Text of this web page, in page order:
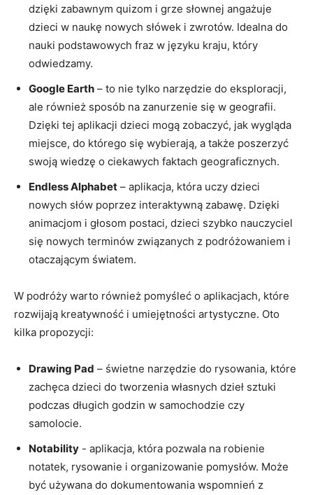
dzięki zabawnym quizom ⁤i grze słownej angażuje
dzieci w naukę ‌nowych słówek ‌i zwrotów. ⁢Idealna do
‌nauki podstawowych fraz w⁤ języku kraju, który
odwiedzamy.
Google Earth – to nie tylko ⁤narzędzie do eksploracji,
ale również sposób‌ na zanurzenie się w geografii.
‌Dzięki tej aplikacji dzieci mogą⁤ zobaczyć, jak wygląda
miejsce, ⁢do którego się ‌wybierają, a także poszerzyć ​
swoją wiedzę o ciekawych faktach geograficznych.
Endless Alphabet – aplikacja, która uczy dzieci
nowych słów poprzez interaktywną zabawę. Dzięki
animacjom i ‌głosom⁣ postaci, dzieci szybko nauczyciel
się nowych terminów związanych z podróżowaniem i
‌otaczającym światem.
W podróży warto również pomyśleć o aplikacjach, które
rozwijają kreatywność‌ i umiejętności artystyczne. Oto
kilka ​propozycji:
Drawing⁤ Pad – ⁤świetne‌ narzędzie do rysowania, które
zachęca dzieci do‍ tworzenia ⁣własnych dzieł sztuki
⁢podczas ⁢długich godzin⁢ w samochodzie czy
samolocie.
Notability -​ aplikacja, która ⁢pozwala‌ na robienie
notatek,​ rysowanie⁢ i organizowanie pomysłów. Może
być używana do‍ dokumentowania wspomnień z